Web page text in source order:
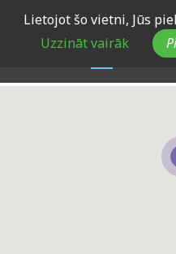
Lietojot šo vietni, Jūs
Uzzināt vairāk